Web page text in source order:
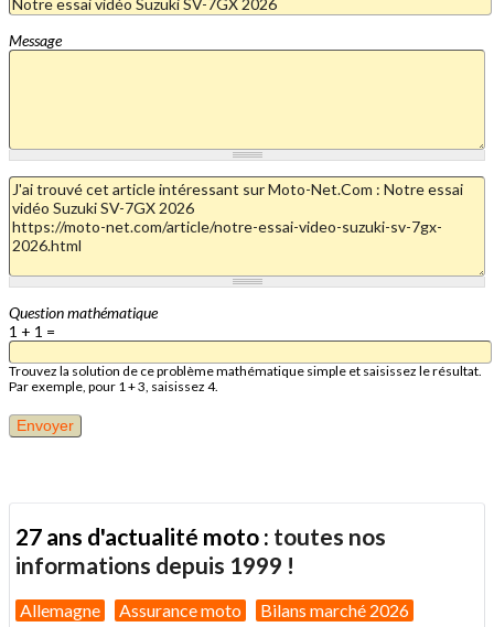
Message
Question mathématique
1 + 1 =
Trouvez la solution de ce problème mathématique simple et saisissez le résultat.
Par exemple, pour 1 + 3, saisissez 4.
27 ans d'actualité moto : toutes nos
informations depuis 1999 !
Allemagne Assurance moto Bilans marché 2026